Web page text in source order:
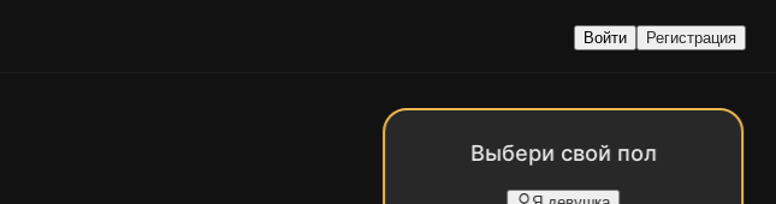
Войти Регистрация
Выбери свой пол